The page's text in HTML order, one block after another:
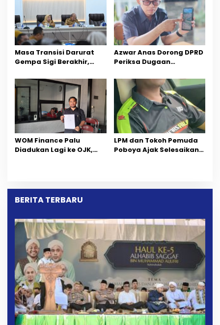
Masa Transisi Darurat
Gempa Sigi Berakhir,
Percepatan Pemulihan
Azwar Anas Dorong DPRD
Periksa Dugaan
Wilayah Tambang PT
CPM
‎WOM Finance Palu
Diadukan Lagi ke OJK,
Dipersoalkan ‎
LPM dan Tokoh Pemuda
Poboya Ajak Selesaikan
BERITA TERBARU